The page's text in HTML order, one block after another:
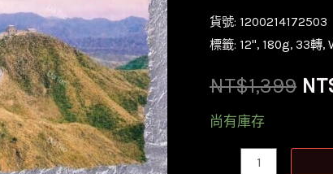
貨號: 1200214172503
標籤: 12'', 180g,33轉,
NT$1,399 原
尚有庫存